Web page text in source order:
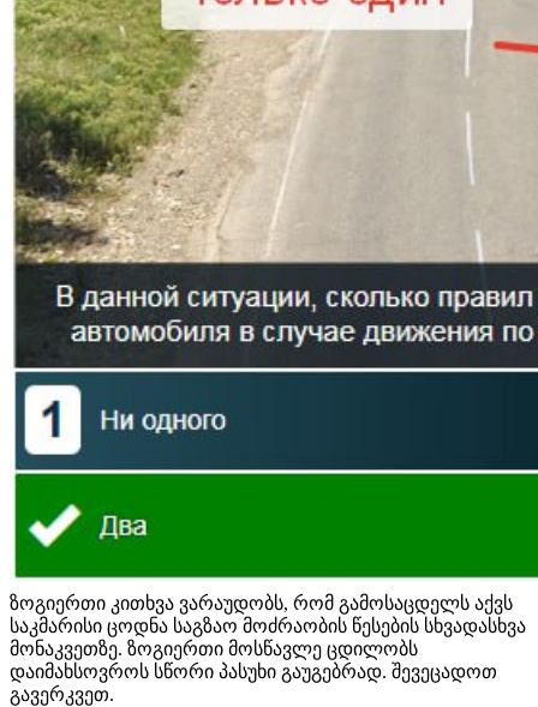
ზოგიერთი კითხვა ვარაუდობს, რომ გამოსაცდელს აქვს
საკმარისი ცოდნა საგზაო მოძრაობის წესების სხვადასხვა
მონაკვეთზე. ზოგიერთი მოსწავლე ცდილობს
დაიმახსოვროს სწორი პასუხი გაუგებრად. შევეცადოთ
გავერკვეთ.